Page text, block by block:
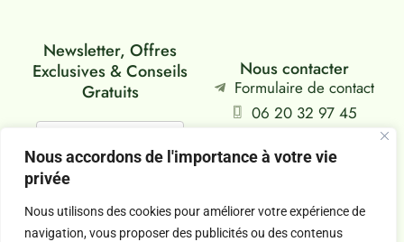
Nous accordons de l'importance à votre vie
privée
Nous utilisons des cookies pour améliorer votre expérience de
navigation, vous proposer des publicités ou des contenus
Newsletter, Offres
Exclusives & Conseils
Gratuits
Nous contacter
Formulaire de contact
06 20 32 97 45